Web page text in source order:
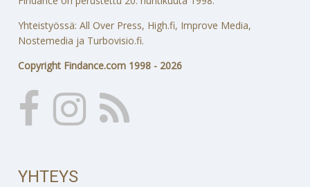
Yhteistyössä: All Over Press, High.fi, Improve Media,
Nostemedia ja Turbovisio.fi.
Copyright Findance.com 1998 - 2026
YHTEYS